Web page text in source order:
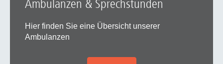
Ambulanzen & Sprechstunden
Hier finden Sie eine Übersicht unserer
Ambulanzen